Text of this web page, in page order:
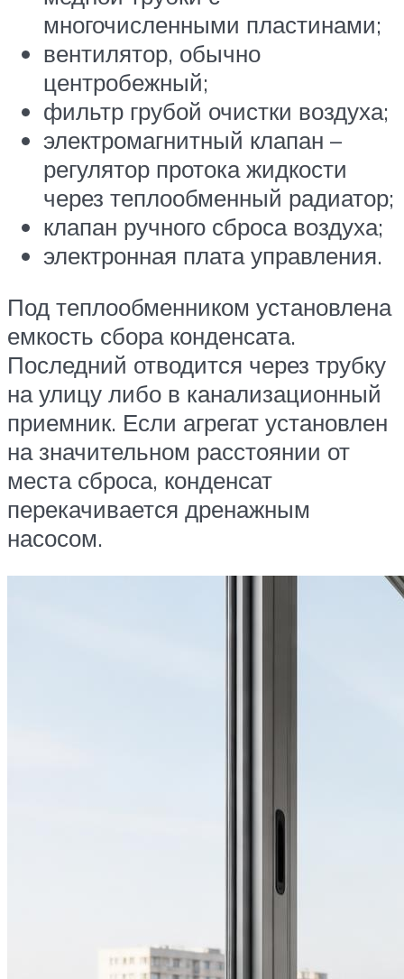
многочисленными пластинами;
вентилятор, обычно
центробежный;
фильтр грубой очистки воздуха;
электромагнитный клапан –
регулятор протока жидкости
через теплообменный радиатор;
клапан ручного сброса воздуха;
электронная плата управления.
Под теплообменником установлена
емкость сбора конденсата.
Последний отводится через трубку
на улицу либо в канализационный
приемник. Если агрегат установлен
на значительном расстоянии от
места сброса, конденсат
перекачивается дренажным
насосом.